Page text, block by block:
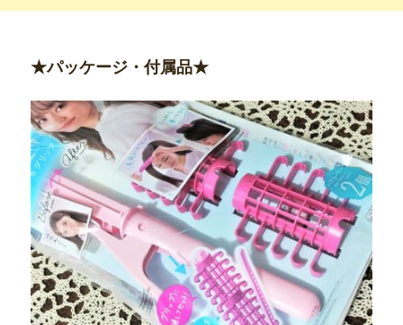
★パッケージ・付属品★